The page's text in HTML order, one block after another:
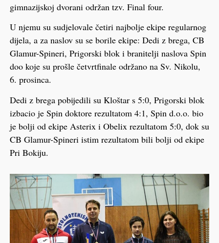
gimnazijskoj dvorani održan tzv. Final four.
U njemu su sudjelovale četiri najbolje ekipe regularnog
dijela, a za naslov su se borile ekipe: Dedi z brega, CB
Glamur-Spineri, Prigorski blok i branitelji naslova Spin
doo koje su prošle četvrtfinale održano na Sv. Nikolu,
6. prosinca.
Dedi z brega pobijedili su Kloštar s 5:0, Prigorski blok
izbacio je Spin doktore rezultatom 4:1, Spin d.o.o. bio
je bolji od ekipe Asterix i Obelix rezultatom 5:0, dok su
CB Glamur-Spineri istim rezultatom bili bolji od ekipe
Pri Bokiju.